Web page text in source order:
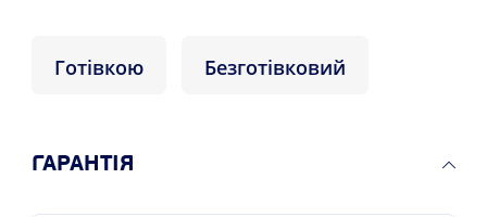
Готівкою Безготівковий
ГАРАНТІЯ